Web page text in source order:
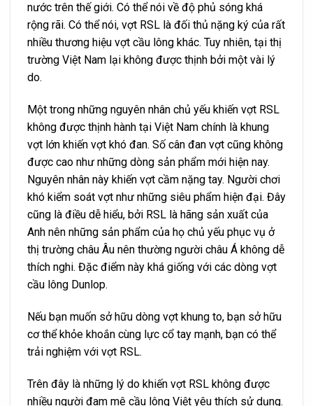
nước trên thế giới. Có thể nói về độ phủ sóng khá
rộng rãi. Có thể nói, vợt RSL là đối thủ nặng ký của rất
nhiều thương hiệu vợt cầu lông khác. Tuy nhiên, tại thị
trường Việt Nam lại không được thịnh bởi một vài lý
do.
Một trong những nguyên nhân chủ yếu khiến vợt RSL
không được thịnh hành tại Việt Nam chính là khung
vợt lớn khiến vợt khó đan. Số cân đan vợt cũng không
được cao như những dòng sản phẩm mới hiện nay.
Nguyên nhân này khiến vợt cầm nặng tay. Người chơi
khó kiểm soát vợt như những siêu phẩm hiện đại. Đây
cũng là điều dễ hiểu, bởi RSL là hãng sản xuất của
Anh nên những sản phẩm của họ chủ yếu phục vụ ở
thị trường châu Âu nên thường người châu Á không dễ
thích nghi. Đặc điểm này khá giống với các dòng vợt
cầu lông Dunlop.
Nếu bạn muốn sở hữu dòng vợt khung to, bạn sở hữu
cơ thể khỏe khoắn cùng lực cổ tay mạnh, bạn có thể
trải nghiệm với vợt RSL.
Trên đây là những lý do khiến vợt RSL không được
nhiều người đam mê cầu lông Việt yêu thích sử dụng.